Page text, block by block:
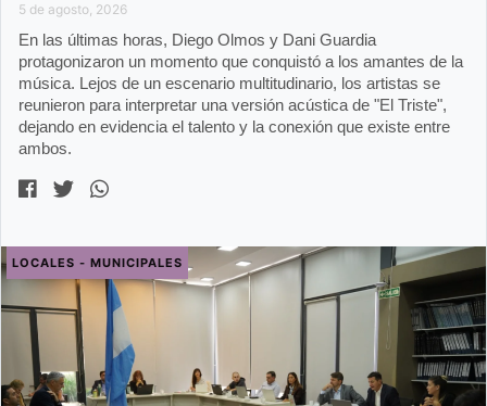
5 de agosto, 2026
En las últimas horas, Diego Olmos y Dani Guardia
protagonizaron un momento que conquistó a los amantes de la
música. Lejos de un escenario multitudinario, los artistas se
reunieron para interpretar una versión acústica de "El Triste",
dejando en evidencia el talento y la conexión que existe entre
ambos.
LOCALES - MUNICIPALES